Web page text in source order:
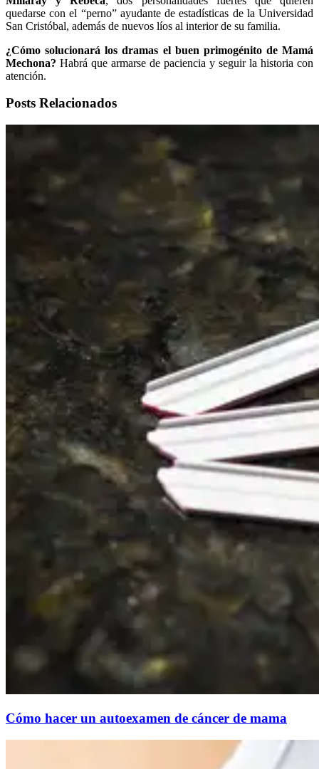
quedarse con el “perno” ayudante de estadísticas de la Universidad
San Cristóbal, además de nuevos líos al interior de su familia.
¿Cómo solucionará los dramas el buen primogénito de Mamá
Mechona? Habrá que armarse de paciencia y seguir la historia con
atención.
Posts Relacionados
Cómo hacer un autoexamen de cáncer de mama